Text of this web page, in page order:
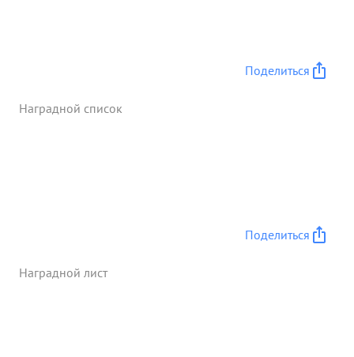
медслужбы вос- КРЕСЕНСКИЙ одновременного
контроль за работой всех хирургических оригад
Поделиться
Наградной список
Поделиться
Наградной лист